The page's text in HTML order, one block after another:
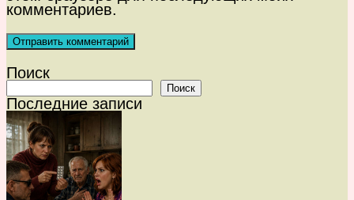
комментариев.
Поиск
Поиск
Последние записи